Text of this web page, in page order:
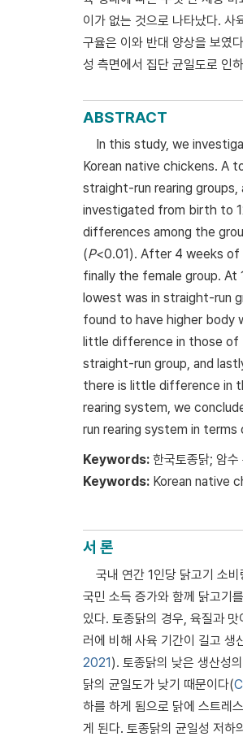
이가 없는 것으로 나타났다. 사
구율은 이와 반대 양상을 보였
성 측면에서 집단 균일도로 인
ABSTRACT
In this study, we
Korean native chickens. A
straight-run rearing
investigated from birth to
differences among the
(P<0.01). After 4 weeks of
finally the female group.
lowest was in straight-run
found to have higher body
little difference in those of
straight-run group, and
there is little difference in
rearing system, we
run rearing system in
Keywords: 한국토종닭; 암
Keywords: Korean native
서 론
국내 연간 1인당 닭고기 소
국민 소득 증가와 함께 닭고기
있다. 토종닭의 경우, 육질과
러에 비해 사육 기간이 길고 생
2021). 토종닭의 낮은 생산성
닭의 균일도가 낮기 때문이다(
하를 하게 됨으로 닭에 스트레
게 된다. 토종닭의 균일성 저하